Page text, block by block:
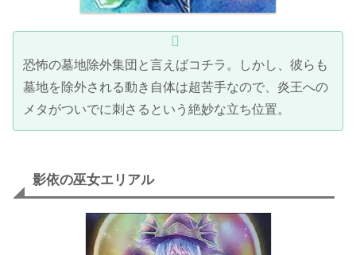
恐怖の墓地除外集団と言えばコチラ。しかし、彼らも
墓地を除外される動き自体は超苦手なので、炎王への
メタがついでに刺さるという絶妙な立ち位置。
影依の巫女エリアル